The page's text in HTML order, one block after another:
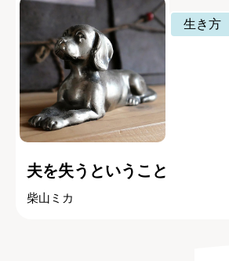
生き方
夫を失うということ
柴山ミカ